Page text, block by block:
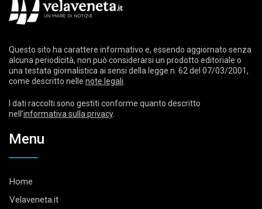
Questo sito ha carattere informativo e, essendo aggiornato senza
alcuna periodicità, non può considerarsi un prodotto editoriale o
una testata giornalistica ai sensi della legge n. 62 del 07/03/2001,
come descritto nelle note legali.
I dati raccolti sono gestiti conforme quanto descritto
nell’informativa sulla privacy.
Menu
Home
Velaveneta.it